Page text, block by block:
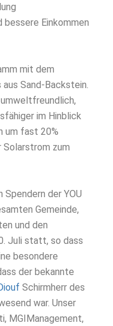
bessere Einkommen
mit dem
Sand-Backstein.
im Hinblick
um fast 20%
Solarstrom zum
der YOU
Gemeinde,
und den
Juli statt, so dass
besondere
der bekannte
Schirmherr des
war. Unser
, MGIManagement,